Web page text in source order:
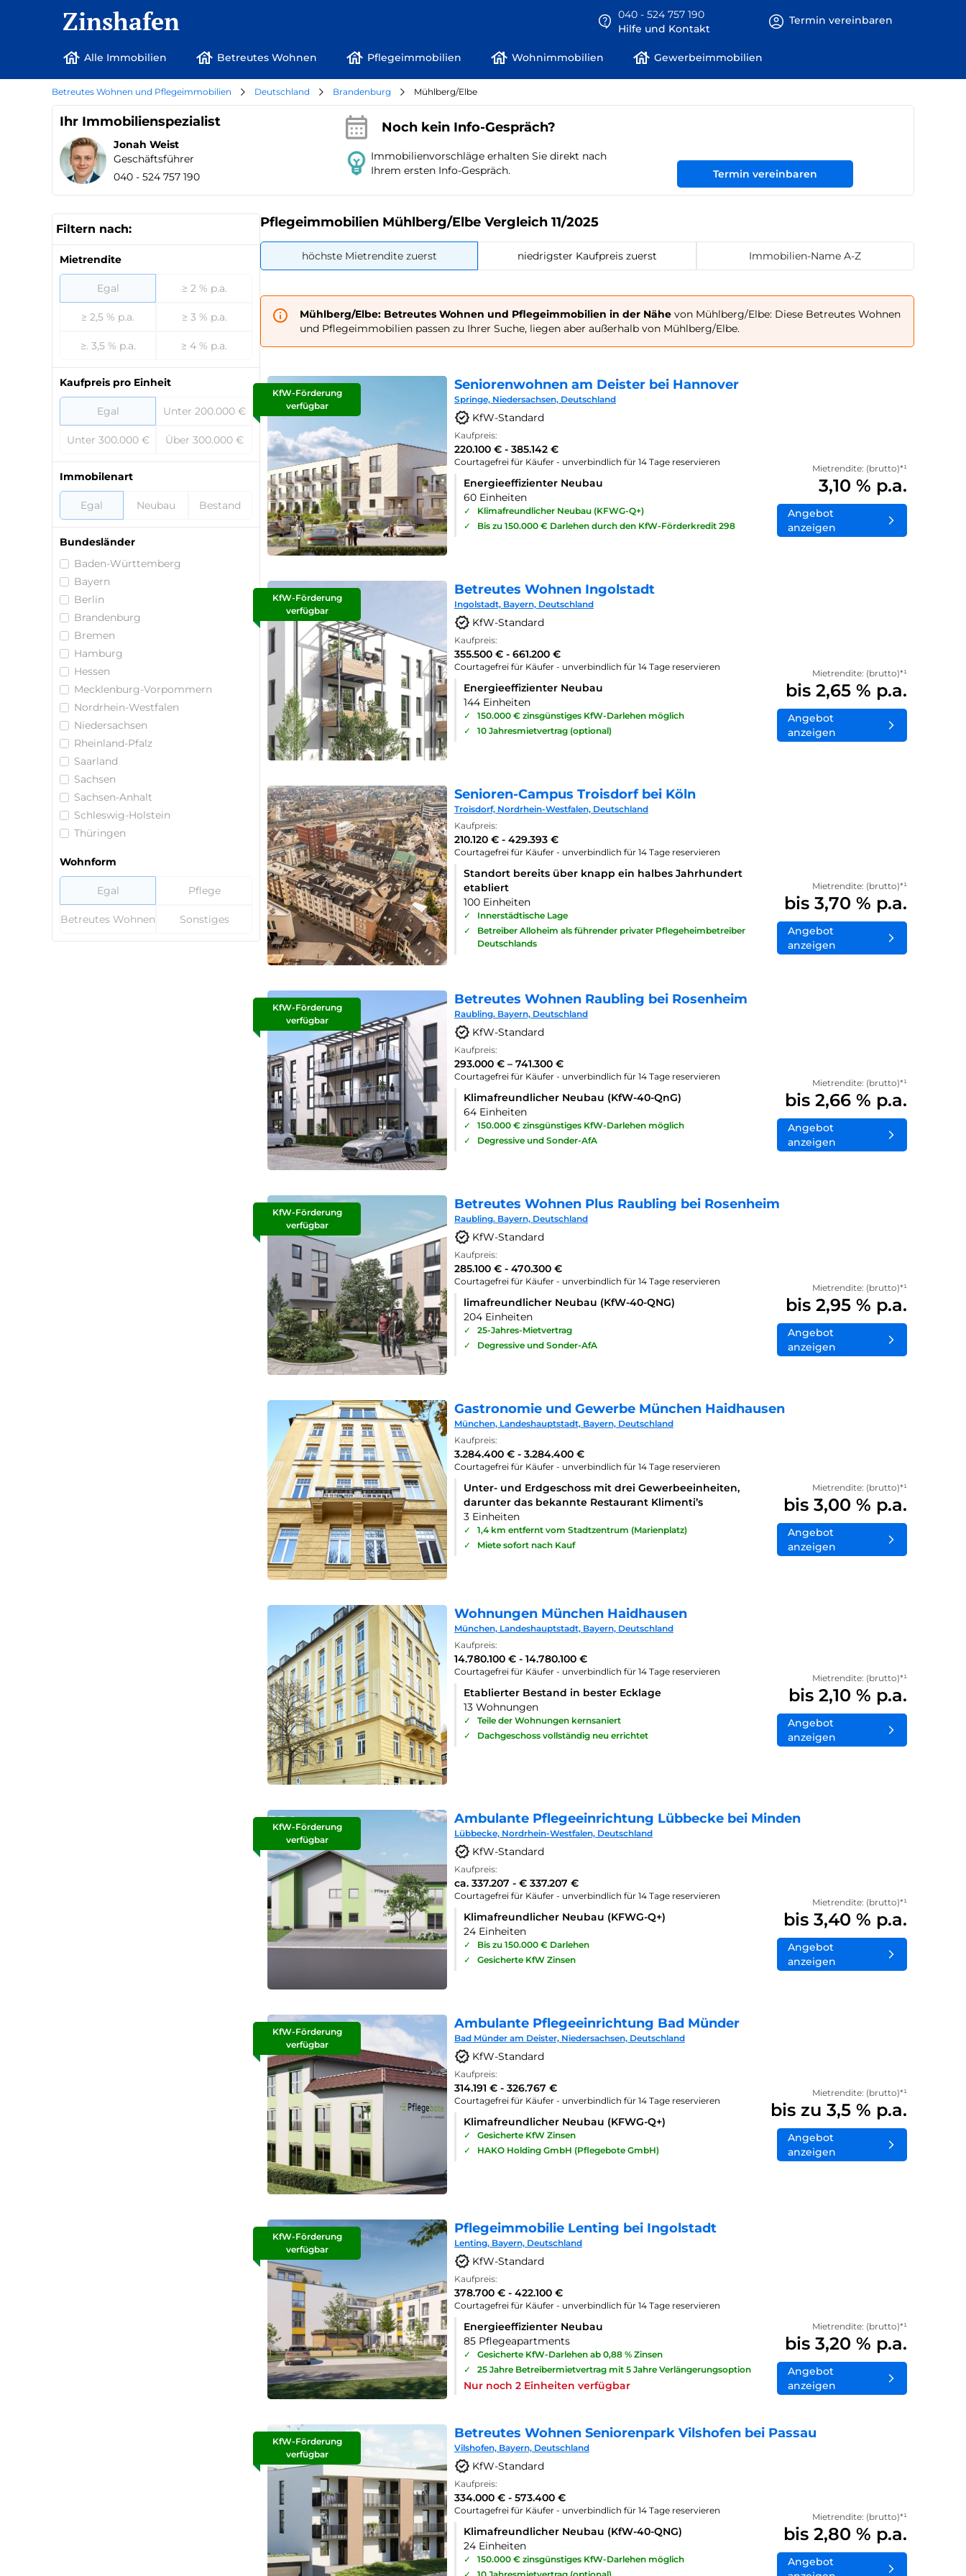
Zinshafen
040 - 524 757 190
Hilfe und Kontakt
Termin vereinbaren
Alle Immobilien Betreutes Wohnen Pflegeimmobilien Wohnimmobilien Gewerbeimmobilien
Betreutes Wohnen und Pflegeimmobilien Deutschland Brandenburg Mühlberg/Elbe
Ihr Immobilienspezialist
Jonah Weist
Geschäftsführer
040 - 524 757 190
Noch kein Info-Gespräch?
Immobilienvorschläge erhalten Sie direkt nach
Ihrem ersten Info-Gespräch.
Termin vereinbaren
Filtern nach:
Mietrendite
Egal ≥ 2 % p.a.
≥ 2,5 % p.a. ≥ 3 % p.a.
≥. 3,5 % p.a. ≥ 4 % p.a.
Kaufpreis pro Einheit
Egal Unter 200.000 €
Unter 300.000 € Über 300.000 €
Immobilenart
Egal Neubau Bestand
Bundesländer
Baden-Württemberg
Bayern
Berlin
Brandenburg
Bremen
Hamburg
Hessen
Mecklenburg-Vorpommern
Nordrhein-Westfalen
Niedersachsen
Rheinland-Pfalz
Saarland
Sachsen
Sachsen-Anhalt
Schleswig-Holstein
Thüringen
Wohnform
Egal Pflege
Betreutes Wohnen Sonstiges
Pflegeimmobilien Mühlberg/Elbe Vergleich 11/2025
höchste Mietrendite zuerst niedrigster Kaufpreis zuerst Immobilien-Name A-Z
Mühlberg/Elbe: Betreutes Wohnen und Pflegeimmobilien in der Nähe von Mühlberg/Elbe: Diese Betreutes Wohnen
und Pflegeimmobilien passen zu Ihrer Suche, liegen aber außerhalb von Mühlberg/Elbe.
KfW-Förderung
verfügbar
Seniorenwohnen am Deister bei Hannover
Springe, Niedersachsen, Deutschland
KfW-Standard
Kaufpreis:
220.100 € - 385.142 €
Courtagefrei für Käufer - unverbindlich für 14 Tage reservieren
Energieeffizienter Neubau
60 Einheiten
✓
Klimafreundlicher Neubau (KFWG-Q+)
✓
Bis zu 150.000 € Darlehen durch den KfW-Förderkredit 298
Mietrendite: (brutto)*¹
3,10 % p.a.
Angebot
anzeigen
KfW-Förderung
verfügbar
Betreutes Wohnen Ingolstadt
Ingolstadt, Bayern, Deutschland
KfW-Standard
Kaufpreis:
355.500 € - 661.200 €
Courtagefrei für Käufer - unverbindlich für 14 Tage reservieren
Energieeffizienter Neubau
144 Einheiten
✓
150.000 € zinsgünstiges KfW-Darlehen möglich
✓
10 Jahresmietvertrag (optional)
Mietrendite: (brutto)*¹
bis 2,65 % p.a.
Angebot
anzeigen
Senioren-Campus Troisdorf bei Köln
Troisdorf, Nordrhein-Westfalen, Deutschland
Kaufpreis:
210.120 € - 429.393 €
Courtagefrei für Käufer - unverbindlich für 14 Tage reservieren
Standort bereits über knapp ein halbes Jahrhundert
etabliert
100 Einheiten
✓
Innerstädtische Lage
✓
Betreiber Alloheim als führender privater Pflegeheimbetreiber
Deutschlands
Mietrendite: (brutto)*¹
bis 3,70 % p.a.
Angebot
anzeigen
KfW-Förderung
verfügbar
Betreutes Wohnen Raubling bei Rosenheim
Raubling. Bayern, Deutschland
KfW-Standard
Kaufpreis:
293.000 € – 741.300 €
Courtagefrei für Käufer - unverbindlich für 14 Tage reservieren
Klimafreundlicher Neubau (KfW-40-QnG)
64 Einheiten
✓
150.000 € zinsgünstiges KfW-Darlehen möglich
✓
Degressive und Sonder-AfA
Mietrendite: (brutto)*¹
bis 2,66 % p.a.
Angebot
anzeigen
KfW-Förderung
verfügbar
Betreutes Wohnen Plus Raubling bei Rosenheim
Raubling. Bayern, Deutschland
KfW-Standard
Kaufpreis:
285.100 € - 470.300 €
Courtagefrei für Käufer - unverbindlich für 14 Tage reservieren
limafreundlicher Neubau (KfW-40-QNG)
204 Einheiten
✓
25-Jahres-Mietvertrag
✓
Degressive und Sonder-AfA
Mietrendite: (brutto)*¹
bis 2,95 % p.a.
Angebot
anzeigen
Gastronomie und Gewerbe München Haidhausen
München, Landeshauptstadt, Bayern, Deutschland
Kaufpreis:
3.284.400 € - 3.284.400 €
Courtagefrei für Käufer - unverbindlich für 14 Tage reservieren
Unter- und Erdgeschoss mit drei Gewerbeeinheiten,
darunter das bekannte Restaurant Klimenti’s
3 Einheiten
✓
1,4 km entfernt vom Stadtzentrum (Marienplatz)
✓
Miete sofort nach Kauf
Mietrendite: (brutto)*¹
bis 3,00 % p.a.
Angebot
anzeigen
Wohnungen München Haidhausen
München, Landeshauptstadt, Bayern, Deutschland
Kaufpreis:
14.780.100 € - 14.780.100 €
Courtagefrei für Käufer - unverbindlich für 14 Tage reservieren
Etablierter Bestand in bester Ecklage
13 Wohnungen
✓
Teile der Wohnungen kernsaniert
✓
Dachgeschoss vollständig neu errichtet
Mietrendite: (brutto)*¹
bis 2,10 % p.a.
Angebot
anzeigen
KfW-Förderung
verfügbar
Ambulante Pflegeeinrichtung Lübbecke bei Minden
Lübbecke, Nordrhein-Westfalen, Deutschland
KfW-Standard
Kaufpreis:
ca. 337.207 - € 337.207 €
Courtagefrei für Käufer - unverbindlich für 14 Tage reservieren
Klimafreundlicher Neubau (KFWG-Q+)
24 Einheiten
✓
Bis zu 150.000 € Darlehen
✓
Gesicherte KfW Zinsen
Mietrendite: (brutto)*¹
bis 3,40 % p.a.
Angebot
anzeigen
KfW-Förderung
verfügbar
Ambulante Pflegeeinrichtung Bad Münder
Bad Münder am Deister, Niedersachsen, Deutschland
KfW-Standard
Kaufpreis:
314.191 € - 326.767 €
Courtagefrei für Käufer - unverbindlich für 14 Tage reservieren
Klimafreundlicher Neubau (KFWG-Q+)
✓
Gesicherte KfW Zinsen
✓
HAKO Holding GmbH (Pflegebote GmbH)
Mietrendite: (brutto)*¹
bis zu 3,5 % p.a.
Angebot
anzeigen
KfW-Förderung
verfügbar
Pflegeimmobilie Lenting bei Ingolstadt
Lenting, Bayern, Deutschland
KfW-Standard
Kaufpreis:
378.700 € - 422.100 €
Courtagefrei für Käufer - unverbindlich für 14 Tage reservieren
Energieeffizienter Neubau
85 Pflegeapartments
✓
Gesicherte KfW-Darlehen ab 0,88 % Zinsen
✓
25 Jahre Betreibermietvertrag mit 5 Jahre Verlängerungsoption
Nur noch 2 Einheiten verfügbar
Mietrendite: (brutto)*¹
bis 3,20 % p.a.
Angebot
anzeigen
KfW-Förderung
verfügbar
Betreutes Wohnen Seniorenpark Vilshofen bei Passau
Vilshofen, Bayern, Deutschland
KfW-Standard
Kaufpreis:
334.000 € - 573.400 €
Courtagefrei für Käufer - unverbindlich für 14 Tage reservieren
Klimafreundlicher Neubau (KfW-40-QNG)
24 Einheiten
✓
150.000 € zinsgünstiges KfW-Darlehen möglich
Mietrendite: (brutto)*¹
bis 2,80 % p.a.
Angebot